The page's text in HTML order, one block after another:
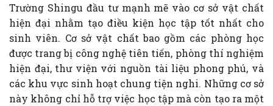
Trường Shingu đầu tư mạnh mẽ vào cơ sở vật chất
hiện đại nhằm tạo điều kiện học tập tốt nhất cho
sinh viên. Cơ sở vật chất bao gồm các phòng học
được trang bị công nghệ tiên tiến, phòng thí nghiệm
hiện đại, thư viện với nguồn tài liệu phong phú, và
các khu vực sinh hoạt chung tiện nghi. Những cơ sở
này không chỉ hỗ trợ việc học tập mà còn tạo ra một